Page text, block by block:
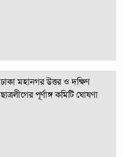
ঢাকা মহানগর উত্তর ও দক্ষিণ
ছাত্রলীগের পূর্ণাঙ্গ কমিটি ঘোষণা